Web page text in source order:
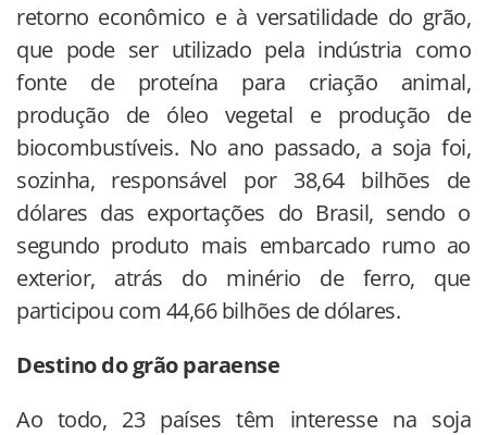
retorno econômico e à versatilidade do grão,
que pode ser utilizado pela indústria como
fonte de proteína para criação animal,
produção de óleo vegetal e produção de
biocombustíveis. No ano passado, a soja foi,
sozinha, responsável por 38,64 bilhões de
dólares das exportações do Brasil, sendo o
segundo produto mais embarcado rumo ao
exterior, atrás do minério de ferro, que
participou com 44,66 bilhões de dólares.
Destino do grão paraense
Ao todo, 23 países têm interesse na soja